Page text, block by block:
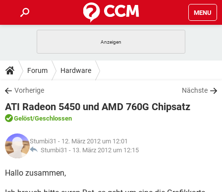
MENU
ANDROID
WINDOWS 10
WHATSAPP TIKTOK
FACEBOOK
TIPPS & TRICKS
SPIELE
WINDOWS 10
WHATSAPP
FACEBOOK HARDWARE
DOWNLOADS
SPIELE STREAMING
ANDROID
WINDOWS 10 INSTAGRAM
WHATSAPP
FACEBOOK
FORUM
SPIELE
ANDROID IOS
LEXIKON
SPIELE
ANDROID
Forum Hardware
Vorherige Nächste
ATI Radeon 5450 und AMD 760G Chipsatz
Gelöst/Geschlossen
Stumbi31 - 12. März 2012 um 12:01
Stumbi31 - 13. März 2012 um 12:15
Hallo zusammen,